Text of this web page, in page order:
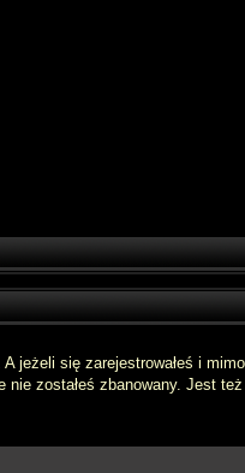
jeżeli się zarejestrowałeś i
zostałeś zbanowany. Jest